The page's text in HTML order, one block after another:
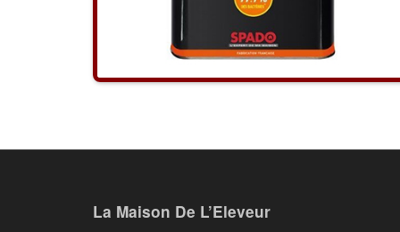
La Maison De L’Eleveur